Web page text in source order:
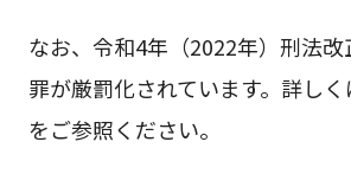
なお、令和4年（2022年）刑法
罪が厳罰化されています。詳し
をご参照ください。